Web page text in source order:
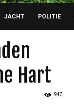
JACHT POLITIE
Hart
940